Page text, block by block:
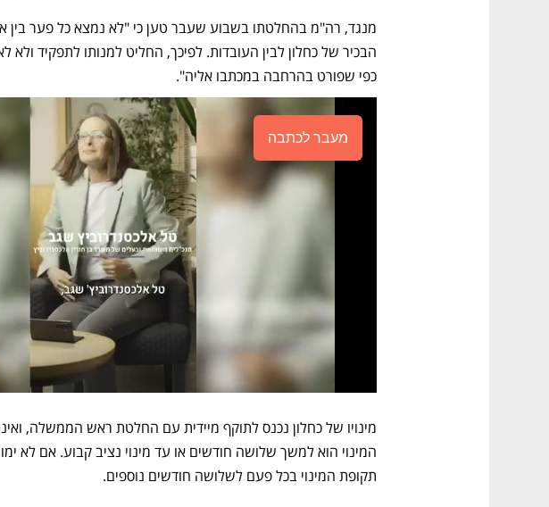
כפי שפורט בהרחבה במכתבו אליה".
מעבר לכתבה
תקופת המינוי בכל פעם לשלושה חודשים נוספים.